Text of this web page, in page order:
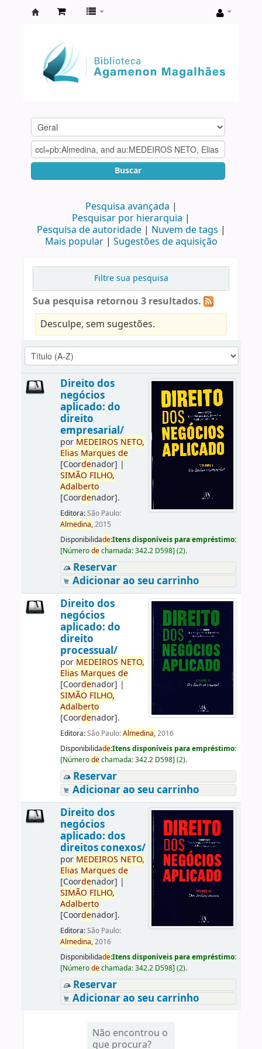
Agamenon
Magalhães
Buscar
Pesquisa avançada
Pesquisar por hierarquia
Pesquisa de autoridade
Nuvem de tags
Mais popular
Sugestões de aquisição
Filtre sua pesquisa
Sua pesquisa retornou 3 resultados.
Desculpe, sem sugestões.
Direito dos
negócios
aplicado: do
direito
empresarial/
por MEDEIROS NETO,
Elias Marques de
[Coordenador] |
SIMÃO FILHO,
Adalberto
[Coordenador].
Editora:São Paulo:
Almedina,2015
Disponibilidade:Itens disponíveis para empréstimo:
[Númerodechamada:342.2 D598] (2).
Reservar
Adicionar ao seu carrinho
Direito dos
negócios
aplicado: do
direito
processual/
por MEDEIROS NETO,
Elias Marques de
[Coordenador] |
SIMÃO FILHO,
Adalberto
[Coordenador].
Editora:São Paulo:Almedina,2016
Disponibilidade:Itens disponíveis para empréstimo:
[Númerodechamada:342.2 D598] (2).
Reservar
Adicionar ao seu carrinho
Direito dos
negócios
aplicado: dos
direitos conexos/
por MEDEIROS NETO,
Elias Marques de
[Coordenador] |
SIMÃO FILHO,
Adalberto
[Coordenador].
Editora:São Paulo:
Almedina,2016
Disponibilidade:Itens disponíveis para empréstimo:
[Númerodechamada:342.2 D598] (2).
Reservar
Adicionar ao seu carrinho
Não encontrou o
que procura?